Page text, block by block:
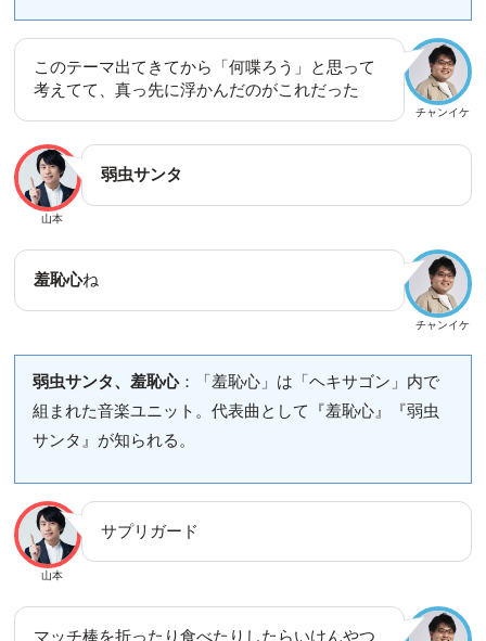
チャンイケ
このテーマ出てきてから「何喋ろう」と思って
考えてて、真っ先に浮かんだのがこれだった
山本
弱虫サンタ
チャンイケ
羞恥心ね
弱虫サンタ、羞恥心：「羞恥心」は「ヘキサゴン」内で
組まれた音楽ユニット。代表曲として『羞恥心』『弱虫
サンタ』が知られる。
山本
サプリガード
マッチ棒を折ったり食べたりしたらいけんやつ